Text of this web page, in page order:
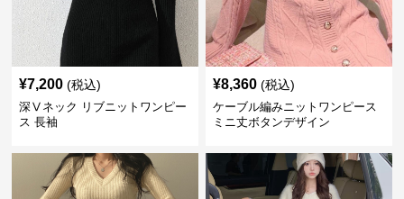
¥7,200 (税込)
深Ⅴネック リブニットワンピー
ス 長袖
¥8,360 (税込)
ケーブル編みニットワンピース
ミニ丈ボタンデザイン